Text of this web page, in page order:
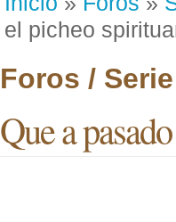
el picheo
Foros /
Que a